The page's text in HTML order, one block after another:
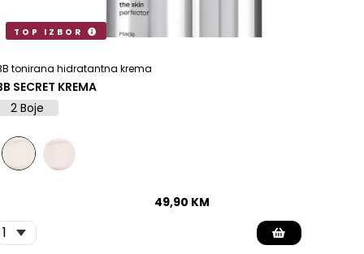
TOP IZBOR
tonirana hidratantna krema
SECRET KREMA
2 Boje
49,90 KM